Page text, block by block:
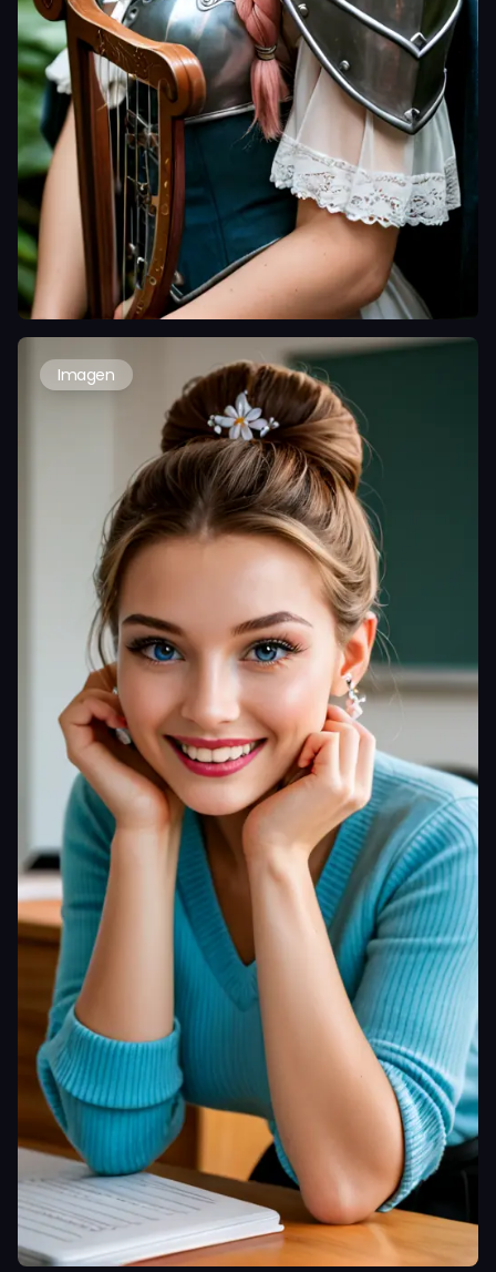
Imagen